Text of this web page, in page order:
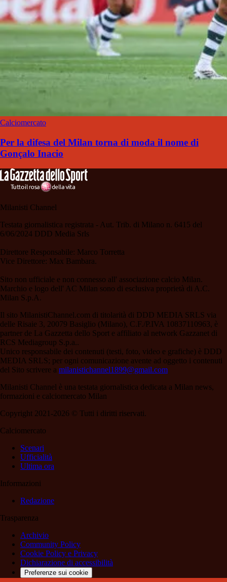
Calciomercato
Per la difesa del Milan torna di moda il nome di
Gonçalo Inacio
Milanisti Channel
Testata giornalistica registrata - Aut. Trib. di Milano n. 6415 del
6/06/2024 DDD Media Srls
Direttore Responsabile: Marco Torretta
Vice Direttore: Max Bambara.
Sito non ufficiale e non connesso all' associazione calcio Milan.
Marchio e logo dell' AC Milan sono di esclusiva proprietà di A.C.
Milan S.p.A.
Il sito MilanistiChannel.com di titolarità di DDD MEDIA SRLS via
delle Risaie 3, 20079 Basiglio (Milano), C.F./P.IVA 10837110963, è
partner de La Gazzetta dello Sport e affiliato al network Gazzanet di
RCS Mediagroup S.p.a..
Unico responsabile dei contenuti (testi, foto, video e grafiche) è DDD
MEDIA SRLS; per ogni comunicazione avente ad oggetto i contenuti
del Sito scrivere a milanistichannel1899@gmail.com
Milanisti Channel è una testata giornalistica dedicata a Milan news,
formazioni e calciomercato Milan
Copyright 2021-2026 © Tutti i diritti riservati.
Calciomercato
Scenari
Ufficialità
Ultima ora
Informazioni
Redazione
Trasparenza
Archivio
Community Policy
Cookie Policy e Privacy
Dichiarazione di accessibilità
Preferenze sui cookie